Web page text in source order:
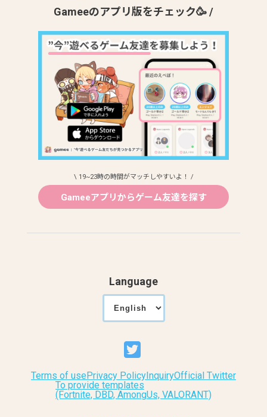
Gameeのアプリ版をチェック🥳 /
\ 19~23時の時間がマッチしやすいよ！ /
Gameeアプリからゲーム友達を探す
Language
Terms of usePrivacy Policy InquiryOfficial Twitter
To provide templates
(Fortnite, DBD, AmongUs, VALORANT)